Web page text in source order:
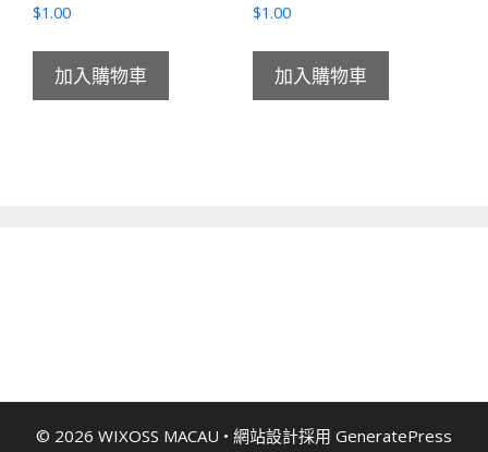
$1.00
加入購物車
$1.00
加入購物車
© 2026 WIXOSS MACAU • 網站設計採用 GeneratePress